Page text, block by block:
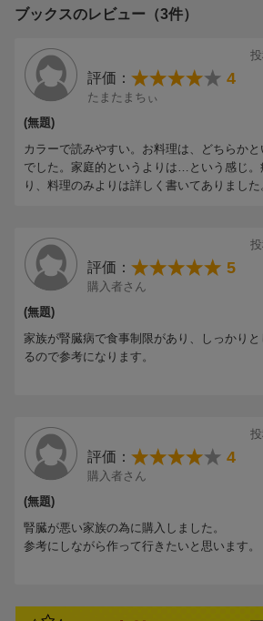
ブックスのレビュー（3件）
評価： 4
たまたまちぃ
(無題)
カラーで読みやすい。お料理は、どちらか
でした。家庭的というよりは…という感じ。
り、料理のみよりは詳しく書いてありました
評価： 5
購入者さん
(無題)
家族が腎臓病で食事制限があり、しっかり
るので参考になります。
評価： 4
購入者さん
(無題)
腎臓が悪い家族の為に購入しました。
参考にしながら作って行きたいと思います。